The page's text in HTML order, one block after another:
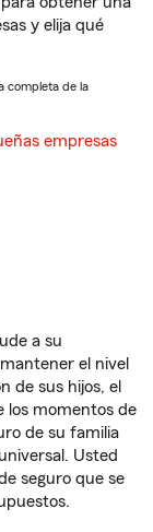
y elija qué
completa de la
empresas
a su
el nivel
de sus hijos, el
los momentos de
de su familia
Usted
seguro que se